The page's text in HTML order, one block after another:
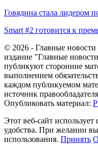
Говядина стала лидером
Smart #2 готовится к
© 2026 - Главные
издание "Главные
публикуют сторонние
выполнением
каждом публикуемом
источник
Опубликовать материал:
Этот веб-сайт
удобства. При желании вы
использования. Принять